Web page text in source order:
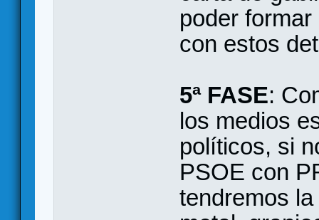
poder
con estos
5ª FASE:
los medios
políticos, si
PSOE con
tendremos